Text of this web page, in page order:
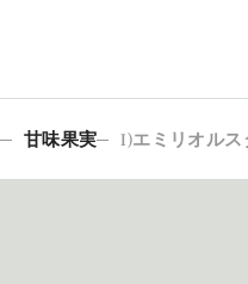
甘味果実 I)エミリオルス